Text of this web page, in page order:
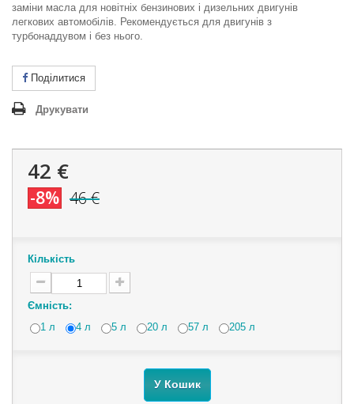
заміни масла для новітніх бензинових і дизельних двигунів
легкових автомобілів. Рекомендується для двигунів з
турбонаддувом і без нього.
Поділитися
Друкувати
42 €
-8% 46 €
Кількість
Ємність:
1 л
4 л 5 л 20 л 57 л 205 л
У Кошик